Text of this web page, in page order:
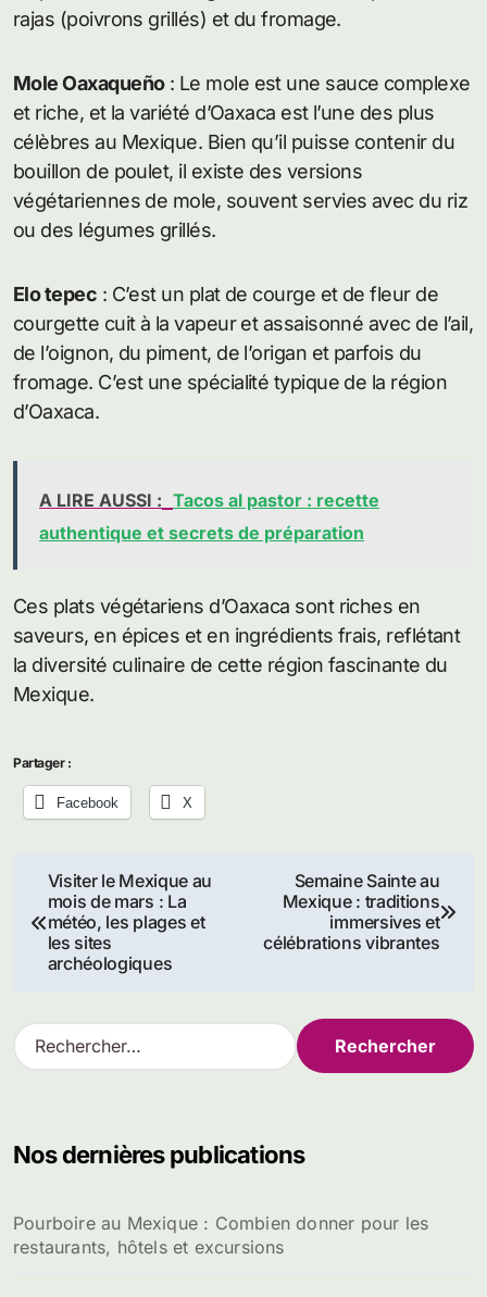
rajas (poivrons grillés) et du fromage.
Mole Oaxaqueño: Le mole est une sauce complexe
et riche, et la variété d’Oaxaca est l’une des plus
célèbres au Mexique. Bien qu’il puisse contenir du
bouillon de poulet, il existe des versions
végétariennes de mole, souvent servies avec du riz
ou des légumes grillés.
Elo tepec : C’est un plat de courge et de fleur de
courgette cuit à la vapeur et assaisonné avec de l’ail,
de l’oignon, du piment, de l’origan et parfois du
fromage. C’est une spécialité typique de la région
d’Oaxaca.
A LIRE AUSSI : Tacos al pastor : recette
authentique et secrets de préparation
Ces plats végétariens d’Oaxaca sont riches en
saveurs, en épices et en ingrédients frais, reflétant
la diversité culinaire de cette région fascinante du
Mexique.
Partager :
Facebook X
Navigation
de
l’article
Visiter le Mexique au
mois de mars : La
météo, les plages et
les sites
archéologiques
Semaine Sainte au
Mexique : traditions
immersives et
célébrations vibrantes
R
e
r
e
r
Nos dernières publications
Pourboire au Mexique : Combien donner pour les
restaurants, hôtels et excursions